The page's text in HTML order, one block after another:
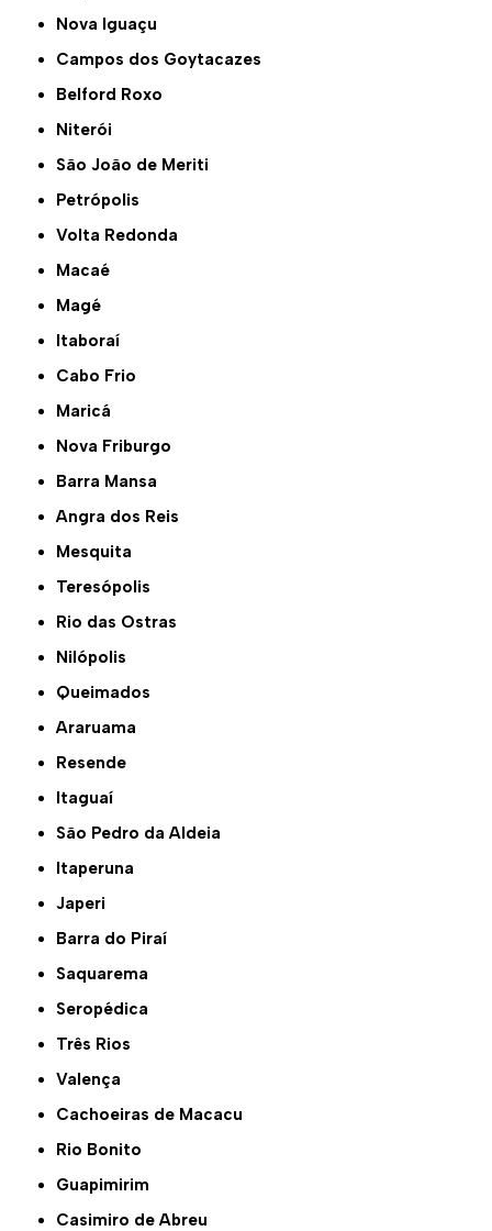
Nova Iguaçu
Campos dos Goytacazes
Belford Roxo
Niterói
São João de Meriti
Petrópolis
Volta Redonda
Macaé
Magé
Itaboraí
Cabo Frio
Maricá
Nova Friburgo
Barra Mansa
Angra dos Reis
Mesquita
Teresópolis
Rio das Ostras
Nilópolis
Queimados
Araruama
Resende
Itaguaí
São Pedro da Aldeia
Itaperuna
Japeri
Barra do Piraí
Saquarema
Seropédica
Três Rios
Valença
Cachoeiras de Macacu
Rio Bonito
Guapimirim
Casimiro de Abreu